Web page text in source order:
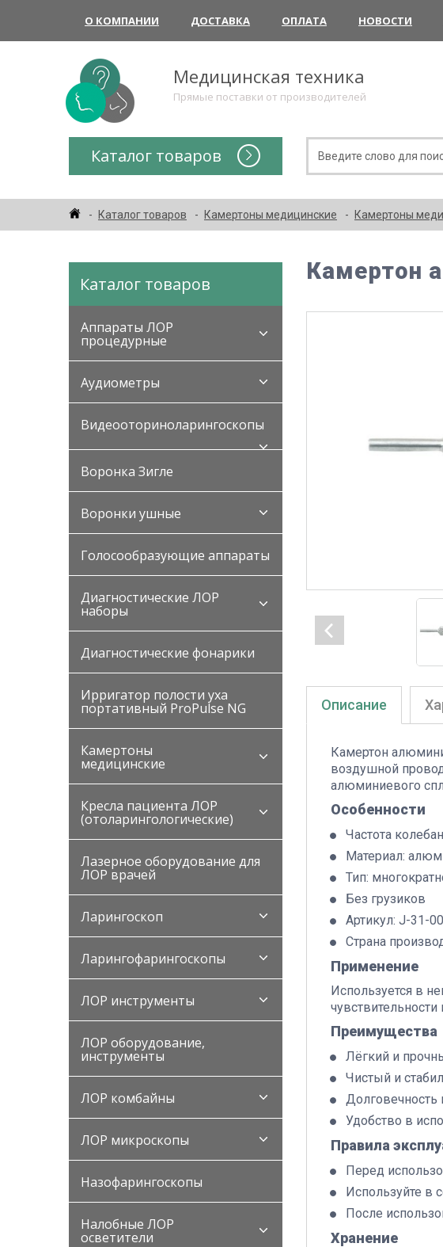
О КОМПАНИИ ДОСТАВКА ОПЛАТА НОВОСТИ
Медицинская техника
Прямые поставки от производителей
Каталог товаров
Каталог товаров Камертоны медицинские Камертоны
Каталог товаров
Аппараты ЛОР
процедурные
Аудиометры
Видеооториноларингоскопы
Воронка Зигле
Воронки ушные
Голосообразующие аппараты
Диагностические ЛОР
наборы
Диагностические фонарики
Ирригатор полости уха
портативный ProPulse NG
Камертоны
медицинские
Кресла пациента ЛОР
(отоларингологические)
Лазерное оборудование для
ЛОР врачей
Ларингоскоп
Ларингофарингоскопы
ЛОР инструменты
ЛОР оборудование,
инструменты
ЛОР комбайны
ЛОР микроскопы
Назофарингоскопы
Налобные ЛОР
осветители
Камертон
Описание
Камертон
воздушной
алюминиевого
Особенности
Частота
Материал:
Тип:
Без грузиков
Артикул: J-31-
Страна
Применение
Используется в
Преимущества
Лёгкий и
Чистый и
Долговечность
Удобство в
Правила
Перед
Используйте в
После
Хранение